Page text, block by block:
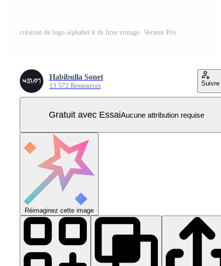
création de logo alphabet k de luxe vintage. Vecteur Pro
Habibulla Sonet
13 572 Ressources Suivre
Gratuit avec EssaiAucune attribution requise
Réimaginez cette image